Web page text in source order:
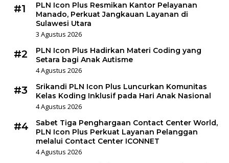
#1
PLN Icon Plus Resmikan Kantor Pelayanan
Manado, Perkuat Jangkauan Layanan di
Sulawesi Utara
3 Agustus 2026
#2
PLN Icon Plus Hadirkan Materi Coding yang
Setara bagi Anak Autisme
4 Agustus 2026
#3
Srikandi PLN Icon Plus Luncurkan Komunitas
Kelas Koding Inklusif pada Hari Anak Nasional
4 Agustus 2026
#4
Sabet Tiga Penghargaan Contact Center World,
PLN Icon Plus Perkuat Layanan Pelanggan
melalui Contact Center ICONNET
4 Agustus 2026